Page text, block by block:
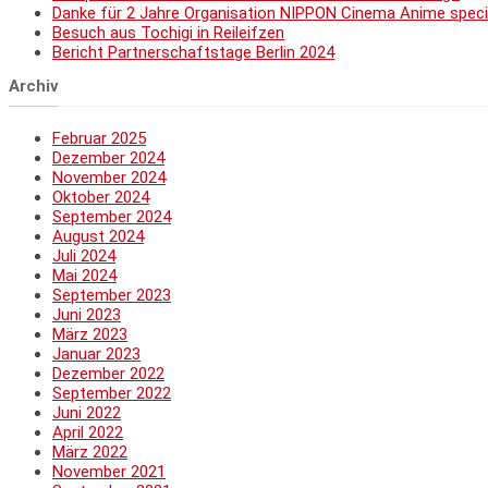
Danke für 2 Jahre Organisation NIPPON Cinema Anime
Besuch aus Tochigi in Reileifzen
Bericht Partnerschaftstage Berlin 2024
Archiv
Februar 2025
Dezember 2024
November 2024
Oktober 2024
September 2024
August 2024
Juli 2024
Mai 2024
September 2023
Juni 2023
März 2023
Januar 2023
Dezember 2022
September 2022
Juni 2022
April 2022
März 2022
November 2021